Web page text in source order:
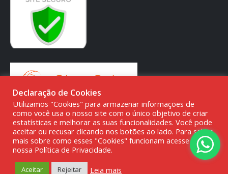
© DMG PARTS COMÉRCIO DE PRODUTOS AUTOMOTIVOS -
Declaração de Cookies
Utilizamos "Cookies" para armazenar informações de
como você usa o nosso site com o único objetivo de criar
estatísticas e melhorar as suas funcionalidades. Você pode
aceitar ou recusar clicando nos botões ao lado. Para saber
mais sobre como esses "Cookies" funcionam acesse a
nossa Política de Privacidade.
Aceitar Rejeitar Leia mais